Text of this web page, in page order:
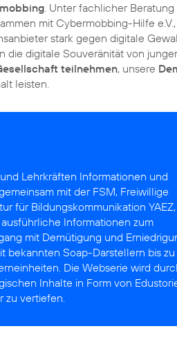
. Unter fachlicher
mit Cybermobbing-Hilfe
stark gegen digitale
die digitale Souveränität von
teilnehmen, unsere
leisten.
Lehrkräften Informationen und
mit derFSM, Freiwillige
für Bildungskommunikation YAEZ
Informationen zum
mit Demütigung und
bekannten Soap-Darstellern bis zu
Die Webserie wird
Inhalte in Form von
zu vertiefen.